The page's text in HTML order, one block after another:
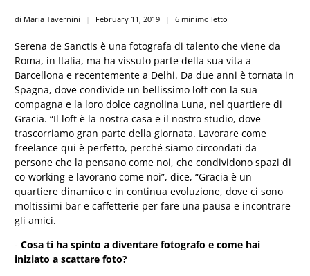
di Maria Tavernini February 11, 2019 6 minimo letto
Serena de Sanctis è una fotografa di talento che viene da
Roma, in Italia, ma ha vissuto parte della sua vita a
Barcellona e recentemente a Delhi. Da due anni è tornata in
Spagna, dove condivide un bellissimo loft con la sua
compagna e la loro dolce cagnolina Luna, nel quartiere di
Gracia. “Il loft è la nostra casa e il nostro studio, dove
trascorriamo gran parte della giornata. Lavorare come
freelance qui è perfetto, perché siamo circondati da
persone che la pensano come noi, che condividono spazi di
co-working e lavorano come noi”, dice, “Gracia è un
quartiere dinamico e in continua evoluzione, dove ci sono
moltissimi bar e caffetterie per fare una pausa e incontrare
gli amici.
-Cosa ti ha spinto a diventare fotografo e come hai
iniziato a scattare foto?